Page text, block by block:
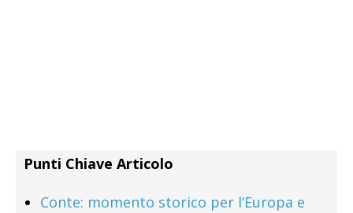
Punti Chiave Articolo
Conte: momento storico per l’Europa e